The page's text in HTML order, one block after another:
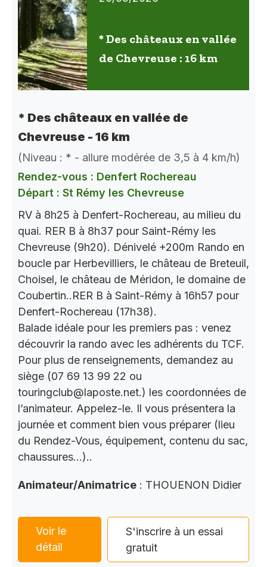
* Des châteaux en vallée
de Chevreuse : 16 km
* Des châteaux en vallée de
Chevreuse - 16 km
(Niveau : * - allure modérée de 3,5 à 4 km/h)
Rendez-vous : Denfert Rochereau
Départ : St Rémy les Chevreuse
RV à 8h25 à Denfert-Rochereau, au milieu du
quai. RER B à 8h37 pour Saint-Rémy les
Chevreuse (9h20). Dénivelé +200m Rando en
boucle par Herbevilliers, le château de Breteuil,
Choisel, le château de Méridon, le domaine de
Coubertin..RER B à Saint-Rémy à 16h57 pour
Denfert-Rochereau (17h38).
Balade idéale pour les premiers pas : venez
découvrir la rando avec les adhérents du TCF.
Pour plus de renseignements, demandez au
siège (07 69 13 99 22 ou
touringclub@laposte.net.) les coordonnées de
l’animateur. Appelez-le. Il vous présentera la
journée et comment bien vous préparer (lieu
du Rendez-Vous, équipement, contenu du sac,
chaussures…)..
Animateur/Animatrice : THOUENON Didier
Voir le
détail
S'inscrire à un essai
gratuit